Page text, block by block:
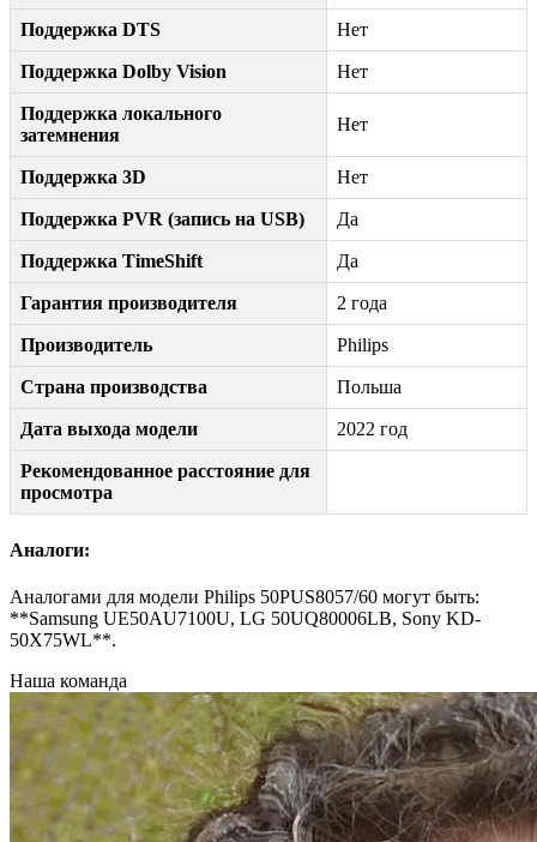
Поддержка DTS Нет
Поддержка Dolby Vision Нет
Поддержка локального
затемнения
Нет
Поддержка 3D Нет
Поддержка PVR (запись на USB) Да
Поддержка TimeShift Да
Гарантия производителя 2 года
Производитель Philips
Страна производства Польша
Дата выхода модели 2022 год
Рекомендованное расстояние для
просмотра
Аналоги:
Аналогами для модели Philips 50PUS8057/60 могут быть:
**Samsung UE50AU7100U, LG 50UQ80006LB, Sony KD-
50X75WL**.
Наша команда